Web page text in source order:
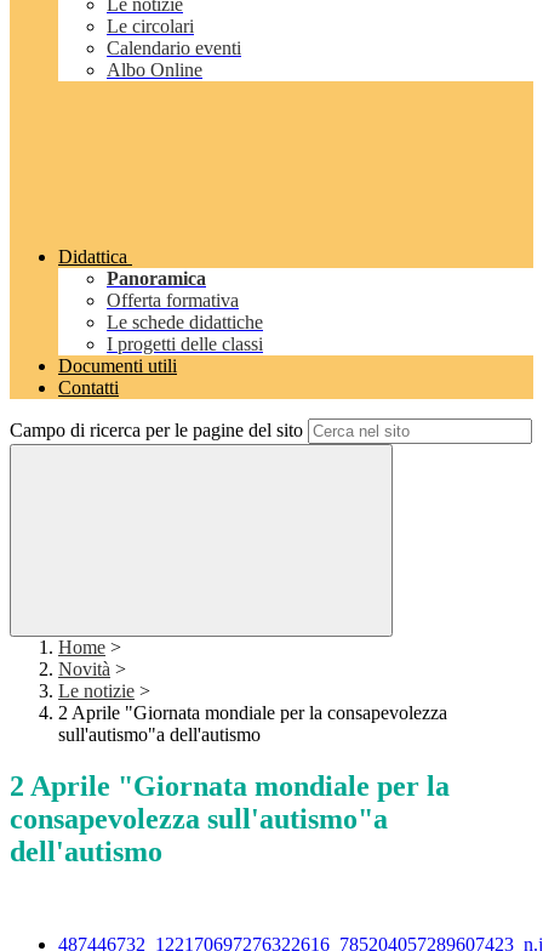
Le notizie
Le circolari
Calendario eventi
Albo Online
Didattica
Panoramica
Offerta formativa
Le schede didattiche
I progetti delle classi
Documenti utili
Contatti
Campo di ricerca per le pagine del sito
Home >
Novità >
Le notizie >
2 Aprile "Giornata mondiale per la consapevolezza
sull'autismo"a dell'autismo
2 Aprile "Giornata mondiale per la
consapevolezza sull'autismo"a
dell'autismo